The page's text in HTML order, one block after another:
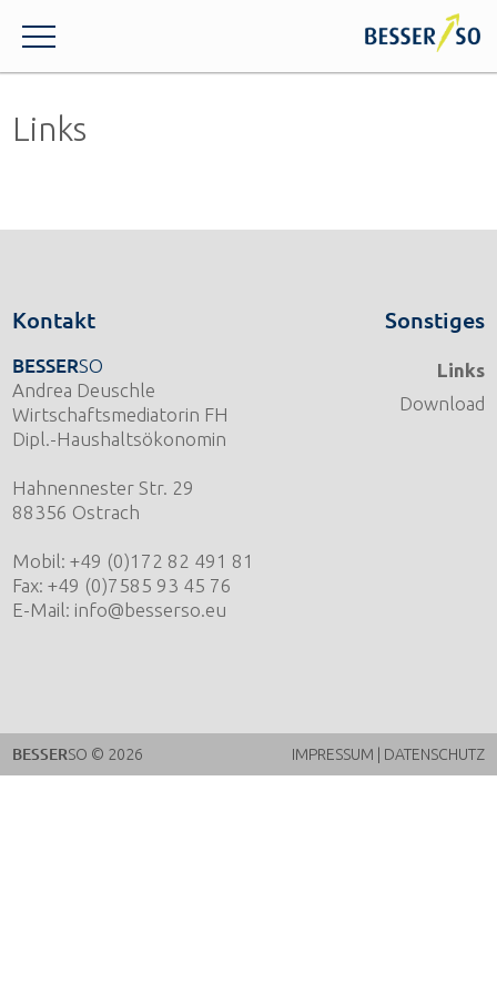
Links
Sonstiges
Links
Download
Kontakt
BESSERSO
Andrea Deuschle
Wirtschaftsmediatorin FH
Dipl.-Haushaltsökonomin
Hahnennester Str. 29
88356 Ostrach
Mobil: +49 (0)172 82 491 81
Fax: +49 (0)7585 93 45 76
E-Mail: info@besserso.eu
BESSERSO © 2026 IMPRESSUM DATENSCHUTZ